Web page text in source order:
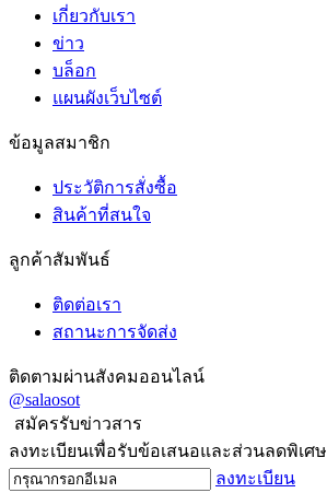
เกี่ยวกับเรา
ข่าว
บล็อก
แผนผังเว็บไซต์
ข้อมูลสมาชิก
ประวัติการสั่งซื้อ
สินค้าที่สนใจ
ลูกค้าสัมพันธ์
ติดต่อเรา
สถานะการจัดส่ง
ติดตามผ่านสังคมออนไลน์
@salaosot
สมัครรับข่าวสาร
ลงทะเบียนเพื่อรับข้อเสนอและส่วนลดพิเศษ
ลงทะเบียน